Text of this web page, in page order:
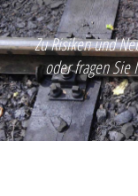
Zu Risiken und
oder fragen